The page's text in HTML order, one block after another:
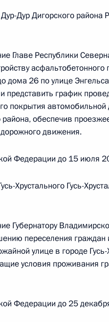
Федерации по
в режиме видео-
по поручению
Президента
Федерации по
по поручению
Руководителя
Громовым в Приёмной
в городе Москве 13
Дур Дигорского района
Главе Республики
асфальтобетонного
дома 26 по улице
представить график
покрытия автомобильной
обеспечив
движения.
Федерации до 15 июля
Хрустального Гусь-
Губернатору
переселения граждан
улице в городе Гусь-
условия проживания
Федерации до 25